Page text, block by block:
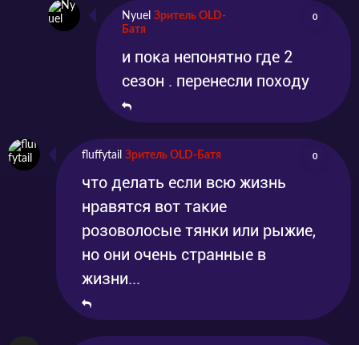
Nyuel Зритель OLD-
Батя
0
и пока непонятно где 2
сезон . перенесли походу
fluffytail Зритель OLD-Батя 0
что делать если всю жизнь
нравятся вот такие
розоволосые тянки или рыжие,
но они очень странные в
жизни...